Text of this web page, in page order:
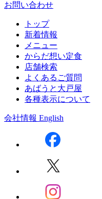
お問い合わせ
トップ
新着情報
メニュー
からだ想い定食
店舗検索
よくあるご質問
あばうと大戸屋
各種表示について
会社情報 English